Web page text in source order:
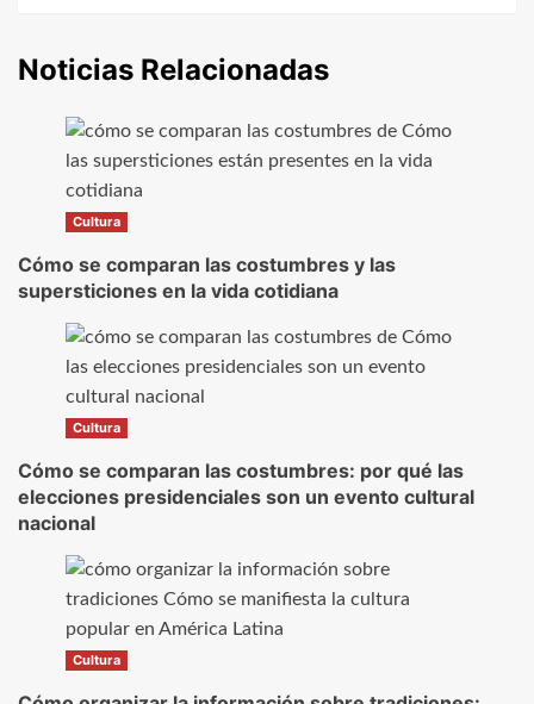
Noticias Relacionadas
Cultura
Cómo se comparan las costumbres y las
supersticiones en la vida cotidiana
Cultura
Cómo se comparan las costumbres: por qué las
elecciones presidenciales son un evento cultural
nacional
Cultura